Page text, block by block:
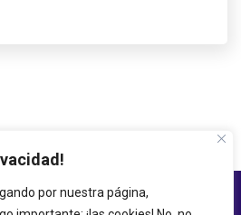
por nuestra página,